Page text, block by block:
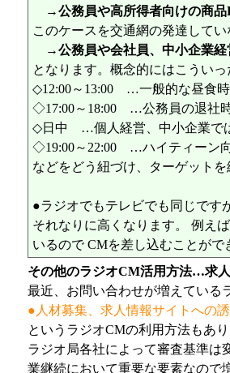
→公務員や高所得者向けの商品
このケースを交通網の発達して
→公務員や会社員、中小企業経
となります。概念的にはこうい
◇12:00～13:00 …一般的な昼食時
◇17:00～18:00 …公務員の退社時
◇日中 …個人経営、中小企業では
◇19:00～22:00 …ハイティーン向
などをどう紐づけ、ターゲット
●ラジオでもテレビでも同じです
それなりに高くなります。 例え
いるので CMを差し込むことが
その他のラジオCM活用方法…求人
最近、お問い合わせが増えている
●人材募集、求人情報サイトへの誘
というラジオCMの利用方法もあり
ラジオ局各社によって審査基準は
業継続において重要な要素なので